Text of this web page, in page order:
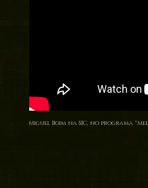
Miguel Boim na SIC, no programa